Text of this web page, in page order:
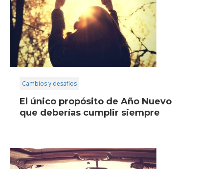
Cambios y desafíos
El único propósito de Año Nuevo
que deberías cumplir siempre